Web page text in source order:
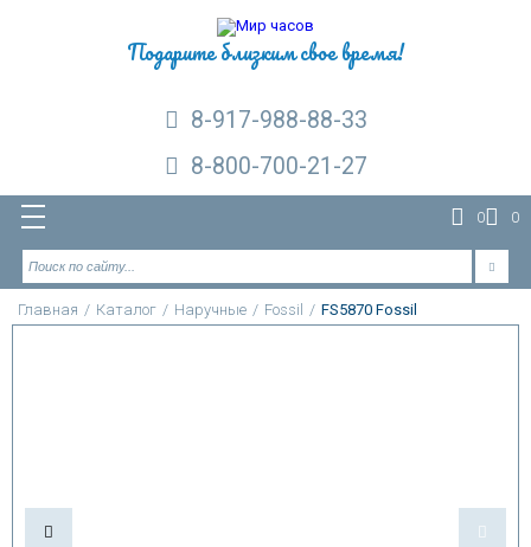
Подарите близким свое время!
8-917-988-88-33
8-800-700-21-27
0 0
Главная / Каталог / Наручные / Fossil / FS5870 Fossil